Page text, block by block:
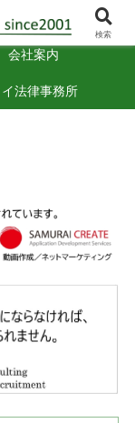
りごと相談
会社案内
イ法律事務所
検索